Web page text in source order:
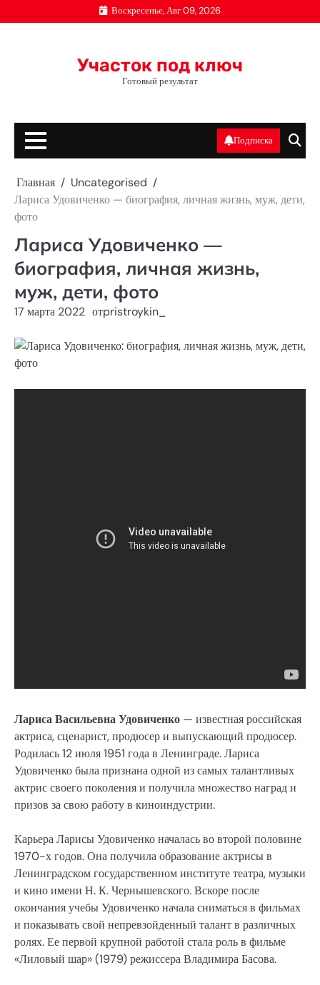
к
Воскресенье, Авг 09, 2026
Участок под ключ
Готовый результат
Подписка
Главная
Uncategorised
Лариса Удовиченко — биография, личная жизнь, муж, дети,
фото
Лариса Удовиченко —
биография, личная жизнь,
муж, дети, фото
17 марта 2022 отpristroykin_
Лариса Васильевна Удовиченко — известная российская
актриса, сценарист, продюсер и выпускающий продюсер.
Родилась 12 июля 1951 года в Ленинграде. Лариса
Удовиченко была признана одной из самых талантливых
актрис своего поколения и получила множество наград и
призов за свою работу в киноиндустрии.
Карьера Ларисы Удовиченко началась во второй половине
1970-х годов. Она получила образование актрисы в
Ленинградском государственном институте театра, музыки
и кино имени Н. К. Чернышевского. Вскоре после
окончания учебы Удовиченко начала сниматься в фильмах
и показывать свой непревзойденный талант в различных
ролях. Ее первой крупной работой стала роль в фильме
«Лиловый шар» (1979) режиссера Владимира Басова.